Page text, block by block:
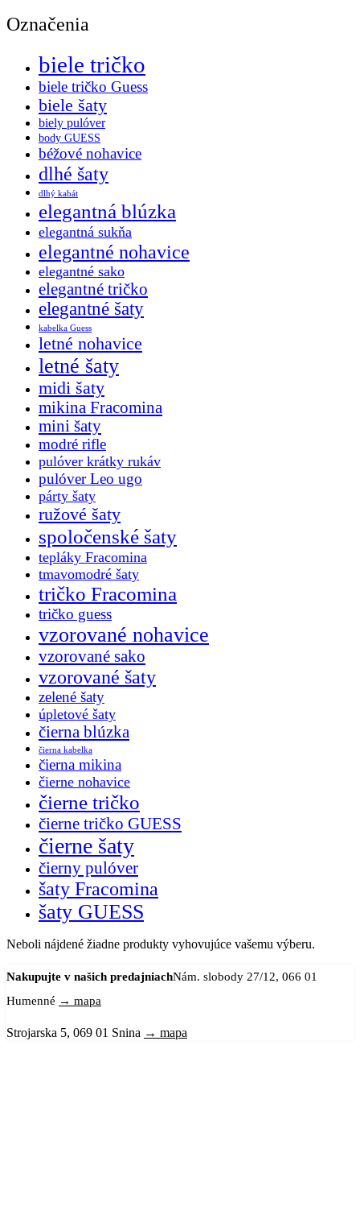
Označenia
biele tričko
biele tričko Guess
biele šaty
biely pulóver
body GUESS
béžové nohavice
dlhé šaty
dlhý kabát
elegantná blúzka
elegantná sukňa
elegantné nohavice
elegantné sako
elegantné tričko
elegantné šaty
kabelka Guess
letné nohavice
letné šaty
midi šaty
mikina Fracomina
mini šaty
modré rifle
pulóver krátky rukáv
pulóver Leo ugo
párty šaty
ružové šaty
spoločenské šaty
tepláky Fracomina
tmavomodré šaty
tričko Fracomina
tričko guess
vzorované nohavice
vzorované sako
vzorované šaty
zelené šaty
úpletové šaty
čierna blúzka
čierna kabelka
čierna mikina
čierne nohavice
čierne tričko
čierne tričko GUESS
čierne šaty
čierny pulóver
šaty Fracomina
šaty GUESS
Neboli nájdené žiadne produkty vyhovujúce vašemu výberu.
Nakupujte v našich predajniachNám. slobody 27/12, 066 01
Humenné → mapa
Strojarska 5, 069 01 Snina → mapa